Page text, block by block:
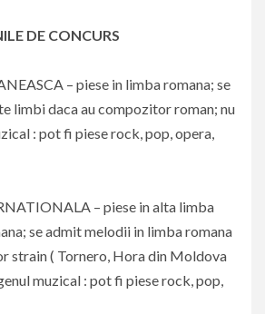
DE CONCURS
– piese in limba romana; se
limbi daca au compozitor roman; nu
: pot fi piese rock, pop, opera,
– piese in alta limba
se admit melodii in limba romana
strain ( Tornero, Hora din Moldova
muzical : pot fi piese rock, pop,